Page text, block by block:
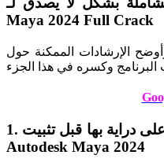
Maya 2024 Full Crack
الإرشادات الممكنة حول
1. معلومات مهمة يجب أن تكون على دراية بها قبل تثبيت
Autodesk Maya 2024